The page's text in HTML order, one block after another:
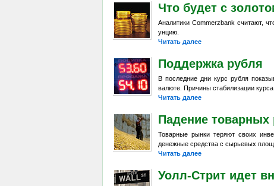
Что будет с
Аналитики Commerzbank считают,
унцию.
Читать далее
Поддержка рубля
В последние дни курс рубля
валюте. Причины стабилизации курса.
Читать далее
Падение товарных
Товарные рынки теряют своих
денежные средства с сырьевых
Читать далее
Уолл-Стрит идет